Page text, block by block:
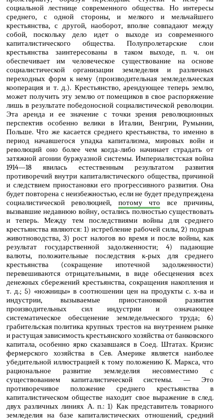
социальной лестнице современного общества. Но интересы
среднего, с одной стороны, и мелкого и мельчайшего
крестьянства, с другой, наоборот, вполне совпадают между
собой, поскольку дело идет о выходе из современного
капиталистического общества. Полупролетарские слои
крестьянства заинтересованы в таком выходе, п. ч. он
обеспечивает им человеческое существование на основе
социалистической организации земледелия и различных
переходных форм к нему (производительная земледельческая
кооперация и т. д.). Крестьянство, арендующее теперь землю,
может получить эту землю от помещиков в свое распоряжение
лишь в результате победоносной социалистической революции.
Эта аренда и ее значение с точки зрения революционных
перспектив особенно велики в Италии, Венгрии, Румынии,
Польше. Что же касается среднего крестьянства, то именно в
период начавшегося упадка капитализма, мировых войн и
революций оно более чем когда-либо начинает страдать от
затяжной агонии буржуазной системы. Империалистская война
1914―18 явилась естественным результатом развития
противоречий внутри капиталистического общества, причиной
и следствием приостановки его прогрессивного развития. Она
будет повторена с неизбежностью, если не будет предупреждена
социалистической революцией, потому что все причины,
вызвавшие недавнюю войну, остались полностью существовать
и теперь. Между тем последствиями войны для среднего
крестьянства являются: 1) истребление рабочей силы, 2) подрыв
животноводства, 3) рост налогов во время и после войны, как
результат государственной задолженности; 4) падающие
валюты, положительные последствия к‑рых для среднего
крестьянства (сокращение ипотечной задолженности)
перевешиваются отрицательными, в виде обесценения всех
денежных сбережений крестьянства, сокращения накопления и
т. д.; 5) «ножницы» в соотношении цен на продукты с. х‑ва и
индустрии, вызываемые приостановкой развития
производительных сил индустрии и означающее
систематическое обесценение земледельческого труда; 6)
грабительская политика крупных трестов на внутреннем рынке
и растущая зависимость крестьянского хозяйства от банковского
капитала, особенно ярко сказавшаяся в Соед. Штатах. Кризис
фермерского хозяйства в Сев. Америке является наиболее
убедительной иллюстрацией к тому положению К. Маркса, что
рациональное развитие земледелия несовместимо с
существованием капиталистической системы. — Это
противоречивое положение среднего крестьянства в
капиталистическом обществе находит свое выражение в след.
двух различных линиях А. п.: 1) Как представитель товарного
земледелия на базе капиталистических отношений, средний